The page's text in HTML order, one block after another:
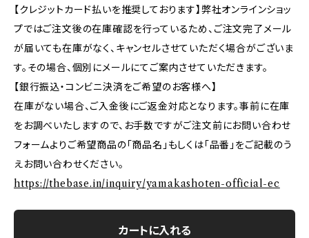
【クレジットカード払いを推奨しております】弊社オンラインショッ
プではご注文後の在庫確認を行っているため、ご注文完了メール
が届いても在庫がなく、キャンセルさせていただく場合がございま
す。その場合、個別にメールにてご案内させていただきます。
【銀行振込・コンビニ決済をご希望のお客様へ】
在庫がない場合、ご入金後にご返金対応となります。事前に在庫
をお調べいたしますので、お手数ですがご注文前にお問い合わせ
フォームよりご希望商品の「商品名」もしくは「品番」をご記載のう
えお問い合わせください。
https://thebase.in/inquiry/yamakashoten-official-ec
カートに入れる